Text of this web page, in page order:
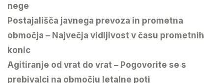
nege
Postajališča javnega prevoza in prometna
območja – Največja vidljivost v času prometnih
konic
Agitiranje od vrat do vrat – Pogovorite se s
prebivalci na območju letalne poti